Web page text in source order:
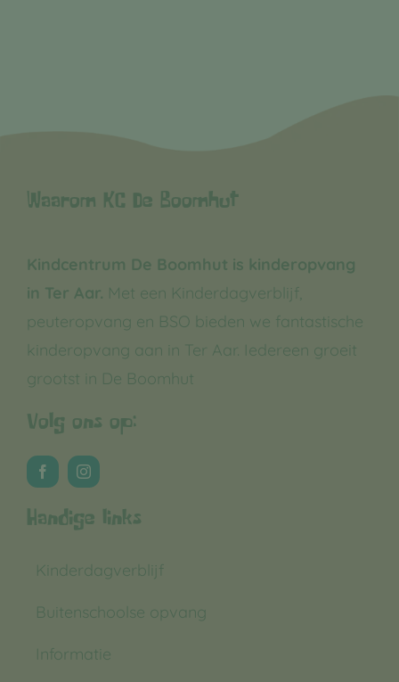
Waarom KC De Boomhut
Kindcentrum De Boomhut is kinderopvang
in Ter Aar. Met een Kinderdagverblijf,
peuteropvang en BSO bieden we fantastische
kinderopvang aan in Ter Aar. Iedereen groeit
grootst in De Boomhut
Volg ons op:
Handige links
Kinderdagverblijf
Buitenschoolse opvang
Informatie